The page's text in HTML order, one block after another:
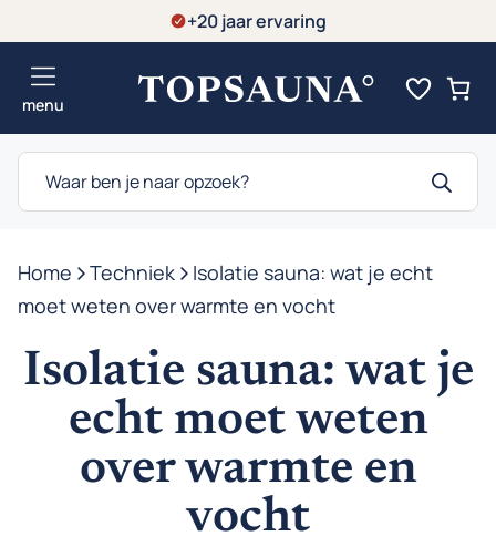
naar
inhoud
+20 jaar ervaring
menu
Producten
zoeken
Home -Techniek - Isolatie sauna: wat je echt
moet weten over warmte en vocht
Isolatie sauna: wat je
echt moet weten
over warmte en
vocht